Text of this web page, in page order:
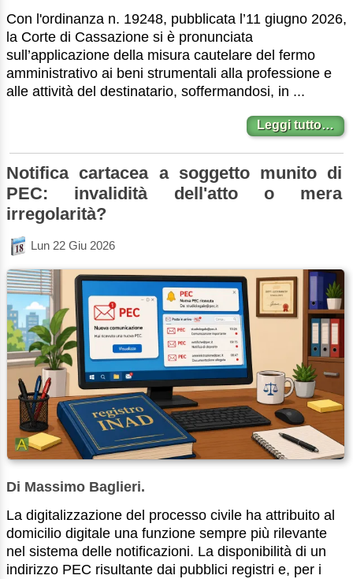
Con l'ordinanza n. 19248, pubblicata l’11 giugno 2026,
la Corte di Cassazione si è pronunciata
sull’applicazione della misura cautelare del fermo
amministrativo ai beni strumentali alla professione e
alle attività del destinatario, soffermandosi, in ...
Leggi tutto…
Notifica cartacea a soggetto munito di
PEC: invalidità dell'atto o mera
irregolarità?
Lun 22 Giu 2026
Di Massimo Baglieri.
La digitalizzazione del processo civile ha attribuito al
domicilio digitale una funzione sempre più rilevante
nel sistema delle notificazioni. La disponibilità di un
indirizzo PEC risultante dai pubblici registri e, per i